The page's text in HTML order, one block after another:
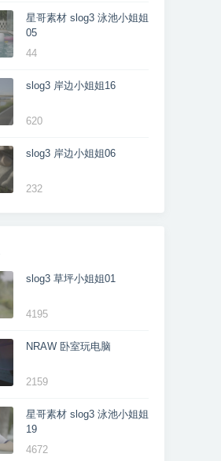
星哥素材 slog3 泳池小姐姐
05
44
slog3 岸边小姐姐16
620
slog3 岸边小姐姐06
232
slog3 草坪小姐姐01
4195
NRAW 卧室玩电脑
2159
星哥素材 slog3 泳池小姐姐
19
4672